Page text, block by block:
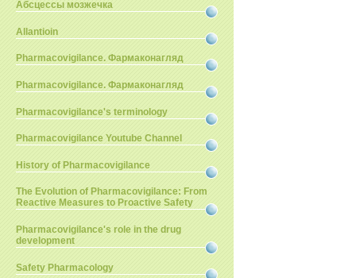
Абсцессы мозжечка
Allantioin
Pharmacovigilance. Фармаконагляд
Pharmacovigilance. Фармаконагляд
Pharmacovigilance's terminology
Pharmacovigilance Youtube Channel
History of Pharmacovigilance
The Evolution of Pharmacovigilance: From
Reactive Measures to Proactive Safety
Pharmacovigilance's role in the drug
development
Safety Pharmacology